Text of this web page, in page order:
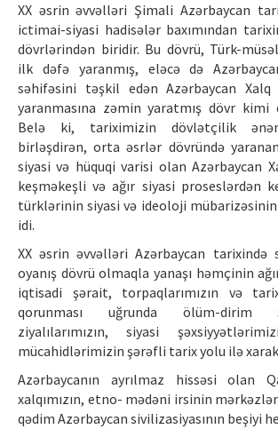
İletişim
XX əsrin əvvəlləri Şimali Azərbaycan
ictimai-siyasi hadisələr baxımından
dövrlərindən biridir. Bu dövrü, Türk-
ilk dəfə yaranmış, eləcə də
səhifəsini təşkil edən Azərbaycan Xalq
yaranmasına zəmin yaratmış dövr kimi
Belə ki, tariximizin dövlətçilik
birləşdirən, orta əsrlər dövründə
siyasi və hüquqi varisi olan Azərbaycan
keşməkeşli və ağır siyasi proseslərdən
türklərinin siyasi və ideoloji
idi.
XX əsrin əvvəlləri Azərbaycan tarixində
oyanış dövrü olmaqla yanaşı həmçinin
iqtisadi şərait, torpaqlarımızın və
qorunması uğrunda ölüm-dirim
ziyalılarımızın, siyasi
mücahidlərimizin şərəfli tarix yolu ilə
Azərbaycanın ayrılmaz hissəsi olan
xalqımızın, etno- mədəni irsinin
qədim Azərbaycan sivilizasiyasının beşiyi